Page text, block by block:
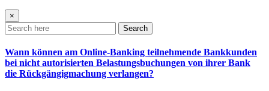
×
Search
Wann können am Online-Banking teilnehmende Bankkunden
bei nicht autorisierten Belastungsbuchungen von ihrer Bank
die Rückgängigmachung verlangen?